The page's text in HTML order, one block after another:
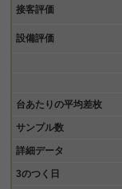
接客評価
設備評価
台あたりの平均差枚
サンプル数
詳細データ
3のつく日